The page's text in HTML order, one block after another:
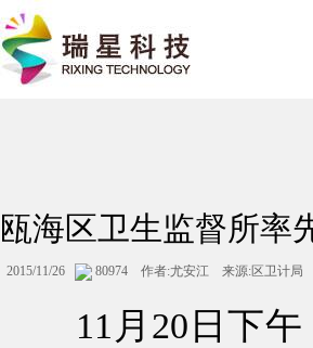
瓯海区卫生监督所率
2015/11/26 80974 作者:尤安江 来源:区卫计局
11月20日下午